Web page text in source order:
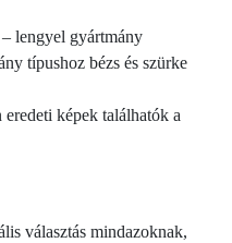
– lengyel gyártmány
típushoz bézs és szürke
eredeti képek találhatók a
választás mindazoknak,